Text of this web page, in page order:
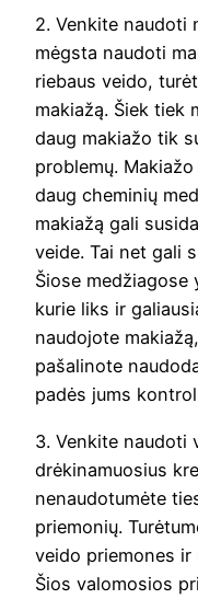
2. Venkite naudoti
mėgsta naudoti
riebaus veido,
makiažą. Šiek tiek
daug makiažo tik
problemų.
daug cheminių
makiažą gali
veide. Tai net gali
Šiose medžiagose
kurie liks ir
naudojote
pašalinote
padės jums
3. Venkite naudoti
drėkinamuosius
nenaudotumėte
priemonių.
veido priemones
Šios valomosios